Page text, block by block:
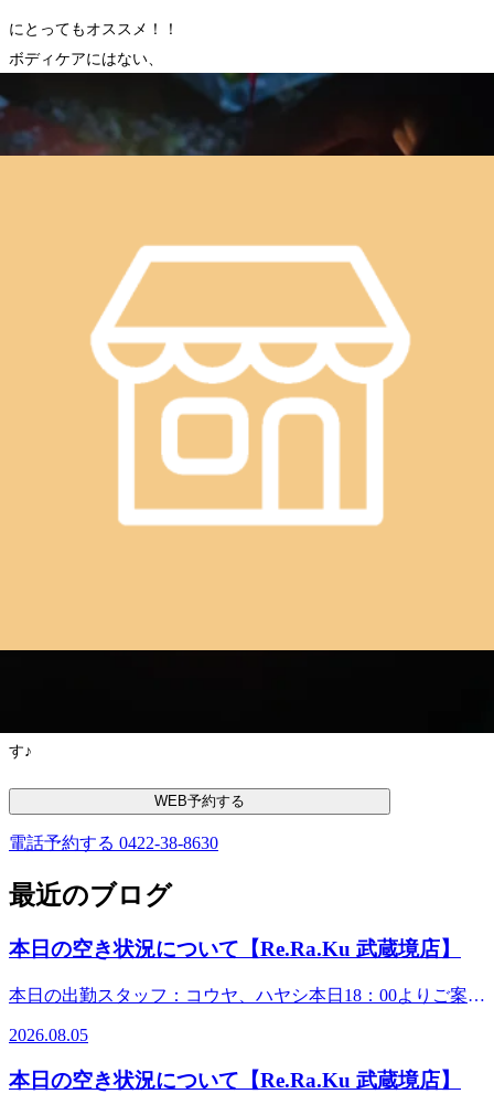
にとってもオススメ！！
ボディケアにはない、
面積の大きい筋肉 をぐ～んと伸ばしてストレッチしま
新感覚のNEWオプションをぜひ、おためしください♪
Re.Ra.Ku武蔵境店では、
オーダーメイドコースとセットでもお試しできます！
ぜひ店頭までお問い合わせください♥
✩ ⋆ ✩ ⋆ ✩ ⋆ ✩ ⋆ ✩ ⋆ ✩ ⋆ ✩⋆ ✩ ⋆ ✩ ⋆ ✩ ⋆ ✩ ⋆ ✩ ⋆ ✩
＝＝＝＝＝＝＝＝＝＝＝＝＝＝＝＝＝＝＝＝＝＝＝＝＝＝＝＝＝＝
す♪
WEB予約する
電話予約する 0422-38-8630
最近のブログ
本日の空き状況について【Re.Ra.Ku 武蔵境店】
本日の出勤スタッフ：コウヤ、ハヤシ本日18：00よりご案内
様、体調は整っていますか。一日のお疲れにフットケアはい
かがでしょうか。ボディケアとセットで、首から下をしっか
りとアプローチできます。お仕事帰り、お気軽にお立ち寄り
2026.08.05
本日の空き状況について【Re.Ra.Ku 武蔵境店】